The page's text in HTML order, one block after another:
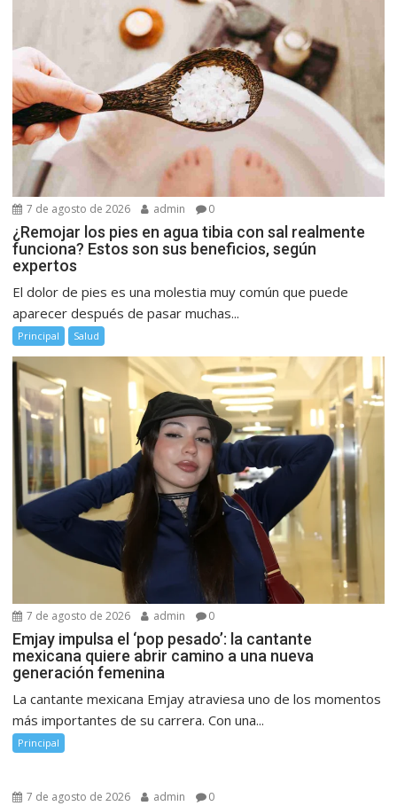
7 de agosto de 2026 admin 0
¿Remojar los pies en agua tibia con sal realmente
funciona? Estos son sus beneficios, según
expertos
El dolor de pies es una molestia muy común que puede
aparecer después de pasar muchas...
Principal Salud
7 de agosto de 2026 admin 0
Emjay impulsa el ‘pop pesado’: la cantante
mexicana quiere abrir camino a una nueva
generación femenina
La cantante mexicana Emjay atraviesa uno de los momentos
más importantes de su carrera. Con una...
Principal
7 de agosto de 2026 admin 0